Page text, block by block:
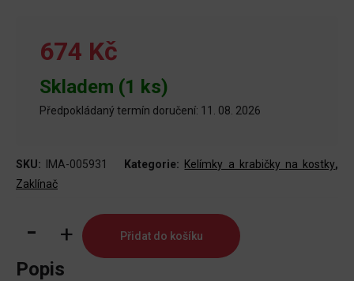
674 Kč
Skladem (1 ks)
Předpokládaný termín doručení: 11. 08. 2026
SKU: IMA-005931 Kategorie: Kelímky a krabičky na kostky,
Zaklínač
Kelímek
kostky
Přidat do košíku
Popis